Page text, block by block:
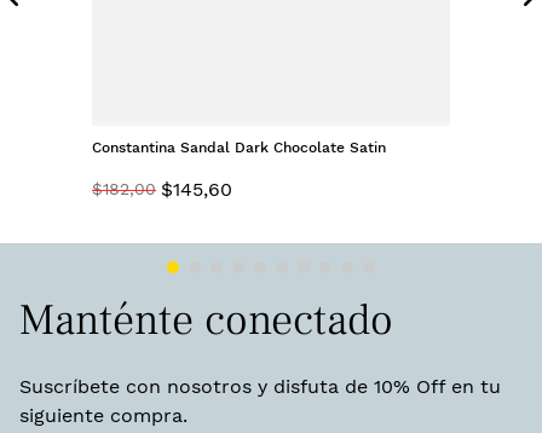
Constantina Sandal Dark Chocolate Satin
$182,00 $145,60
Manténte conectado
Suscríbete con nosotros y disfuta de 10% Off en tu
siguiente compra.